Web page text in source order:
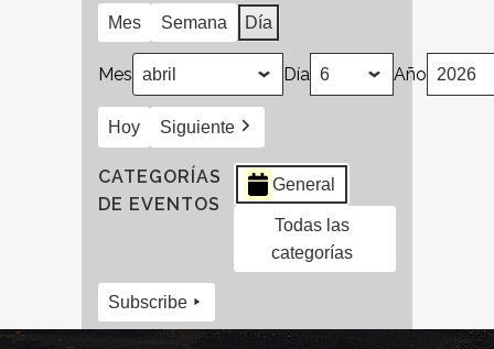
Mes Semana Día
Mes Día Año
Hoy Siguiente
CATEGORÍAS
DE EVENTOS
General
Todas las
categorías
Subscribe